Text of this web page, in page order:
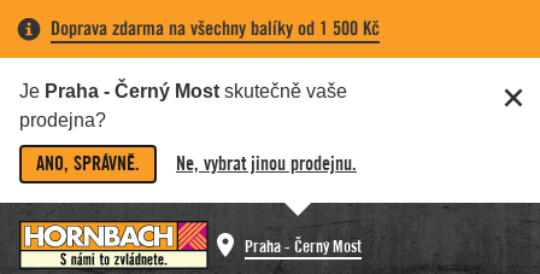
Doprava zdarma na všechny balíky od 1 500 Kč
Je Praha - Černý Most skutečně vaše
prodejna?
ANO, SPRÁVNĚ. Ne, vybrat jinou prodejnu.
Praha - Černý Most